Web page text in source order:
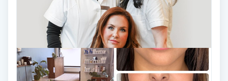
Enzympeeling
Extensions